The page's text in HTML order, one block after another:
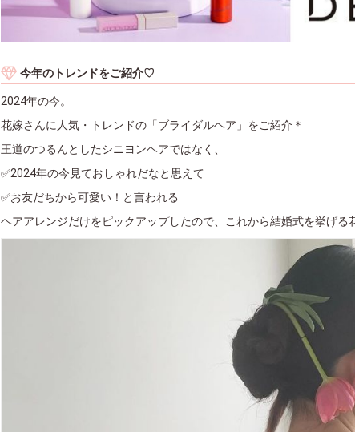
今年のトレンドをご紹介♡
2024年の今。
花嫁さんに人気・トレンドの「ブライダルヘア」をご紹介＊
王道のつるんとしたシニヨンヘアではなく、
✅2024年の今見ておしゃれだなと思えて
✅お友だちから可愛い！と言われる
ヘアアレンジだけをピックアップしたので、これから結婚式を挙げ